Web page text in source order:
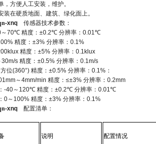
，方便人工安装，维护。
装在硬质地面、建筑、绿化面上。
-xnq 传感器技术参数：
～70℃ 精度： ±0.2℃ 分辨率： 0.01℃
精度： ±3% 分辨率： 0.1%
精度： ±5% 分辨率： 0.1klux
30m/s 精度： ±0.5% 分辨率： 0.1m/s
方位(360°) 精度： ±0.5% 分辨率： 0.1% ：
～4mm/min 精度： ≤±3% 分辨率： 0.2mm
-40～ 120℃ 精度： ±0.2℃ 分辨率： 0.01℃
0～ 100% 精度： ±3% 分辨率： 0.1%
-xnq 配置清单：
说明 配置情况